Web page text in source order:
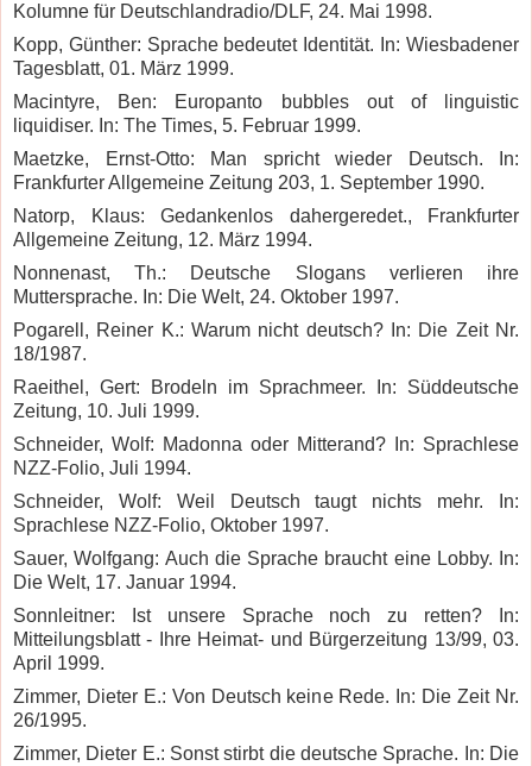
Kolumne für Deutschlandradio/DLF, 24. Mai 1998.
Kopp, Günther: Sprache bedeutet Identität. In: Wiesbadener
Tagesblatt, 01. März 1999.
Macintyre, Ben: Europanto bubbles out of linguistic
liquidiser. In: The Times, 5. Februar 1999.
Maetzke, Ernst-Otto: Man spricht wieder Deutsch. In:
Frankfurter Allgemeine Zeitung 203, 1. September 1990.
Natorp, Klaus: Gedankenlos dahergeredet., Frankfurter
Allgemeine Zeitung, 12. März 1994.
Nonnenast, Th.: Deutsche Slogans verlieren ihre
Muttersprache. In: Die Welt, 24. Oktober 1997.
Pogarell, Reiner K.: Warum nicht deutsch? In: Die Zeit Nr.
18/1987.
Raeithel, Gert: Brodeln im Sprachmeer. In: Süddeutsche
Zeitung, 10. Juli 1999.
Schneider, Wolf: Madonna oder Mitterand? In: Sprachlese
NZZ-Folio, Juli 1994.
Schneider, Wolf: Weil Deutsch taugt nichts mehr. In:
Sprachlese NZZ-Folio, Oktober 1997.
Sauer, Wolfgang: Auch die Sprache braucht eine Lobby. In:
Die Welt, 17. Januar 1994.
Sonnleitner: Ist unsere Sprache noch zu retten? In:
Mitteilungsblatt - Ihre Heimat- und Bürgerzeitung 13/99, 03.
April 1999.
Zimmer, Dieter E.: Von Deutsch keine Rede. In: Die Zeit Nr.
26/1995.
Zimmer, Dieter E.: Sonst stirbt die deutsche Sprache. In: Die